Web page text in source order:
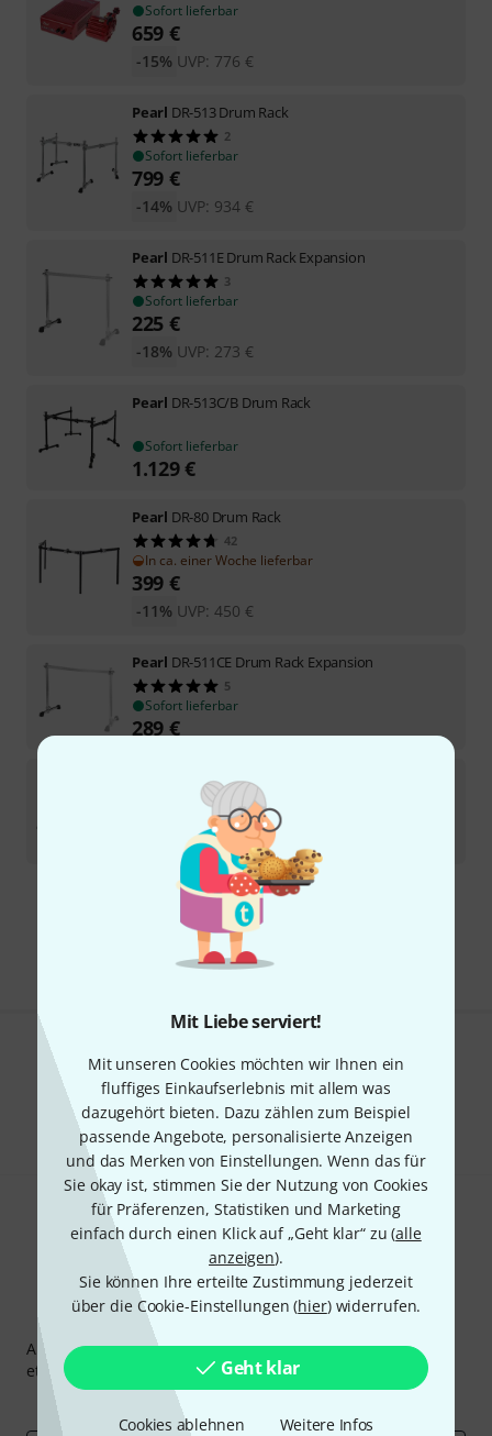
Mit Liebe serviert!
Mit unseren Cookies möchten wir Ihnen ein
fluffiges Einkaufserlebnis mit allem was
dazugehört bieten. Dazu zählen zum Beispiel
passende Angebote, personalisierte Anzeigen
und das Merken von Einstellungen. Wenn das für
Sie okay ist, stimmen Sie der Nutzung von Cookies
für Präferenzen, Statistiken und Marketing
einfach durch einen Klick auf „Geht klar“ zu (alle
anzeigen).
Sie können Ihre erteilte Zustimmung jederzeit
über die Cookie-Einstellungen (hier) widerrufen.
Geht klar
Cookies ablehnen Weitere Infos
Sofort lieferbar
659 €
UVP: 776 €
-15%
Pearl DR-513 Drum Rack
2
Sofort lieferbar
799 €
UVP: 934 €
-14%
Pearl DR-511E Drum Rack Expansion
3
Sofort lieferbar
225 €
UVP: 273 €
-18%
Pearl DR-513C/B Drum Rack
Sofort lieferbar
1.129€
Pearl DR-80 Drum Rack
42
In ca. einer Woche lieferbar
399 €
UVP: 450 €
-11%
Pearl DR-511CE Drum Rack Expansion
5
Sofort lieferbar
289 €
Sofort lieferbar
€
Kostenloser Versand ab 29 €
Alle Preise inkl. MwSt.
Gefällt Ihnen, was Sie sehen?
Teilen Hilfe & Feedback
Thomann Newsletter
Abonniere den Thomann Newsletter und gewinne mit
etwas Glück einen von 50 Gutscheinen 50€
Inspirierende Beiträge